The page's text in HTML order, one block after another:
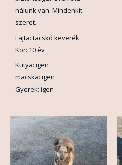
nálunk van. Mindenkit
szeret.
Fajta: tacskó keverék
Kor: 10 év
Kutya: igen
macska: igen
Gyerek: igen